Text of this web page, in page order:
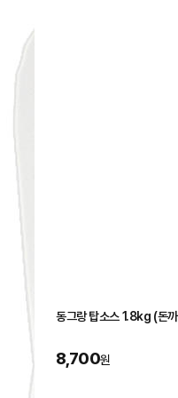
동그랑 탑소스 1.8kg (돈
8,700원